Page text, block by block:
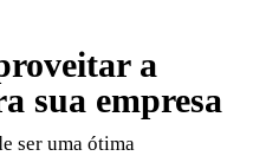
a
sua empresa
ser uma ótima